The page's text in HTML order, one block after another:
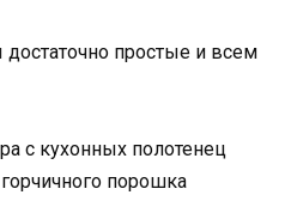
простые и всем
с кухонных полотенец
порошка